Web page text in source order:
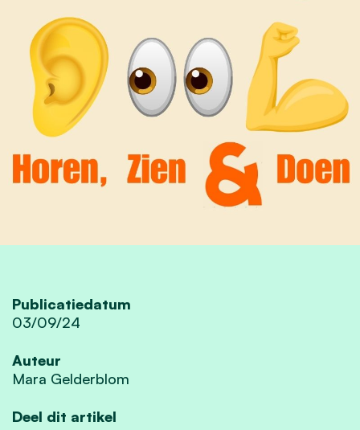
Publicatiedatum
03/09/24
Auteur
Mara Gelderblom
Deel dit artikel